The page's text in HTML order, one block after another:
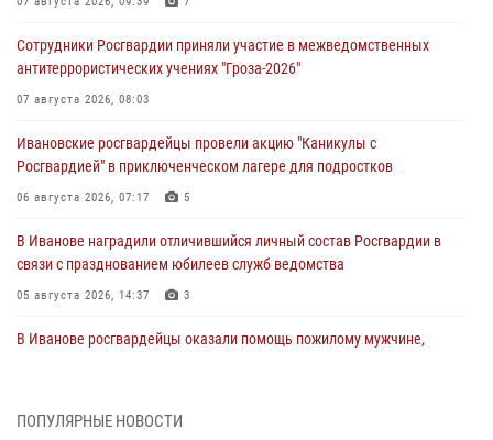
Сотрудники Росгвардии приняли участие в межведомственных
антитеррористических учениях "Гроза-2026"
07 августа 2026, 08:03
Ивановские росгвардейцы провели акцию "Каникулы с
Росгвардией" в приключенческом лагере для подростков
06 августа 2026, 07:17 5
В Иванове наградили отличившийся личный состав Росгвардии в
связи с празднованием юбилеев служб ведомства
05 августа 2026, 14:37 3
В Иванове росгвардейцы оказали помощь пожилому мужчине,
ПОПУЛЯРНЫЕ НОВОСТИ